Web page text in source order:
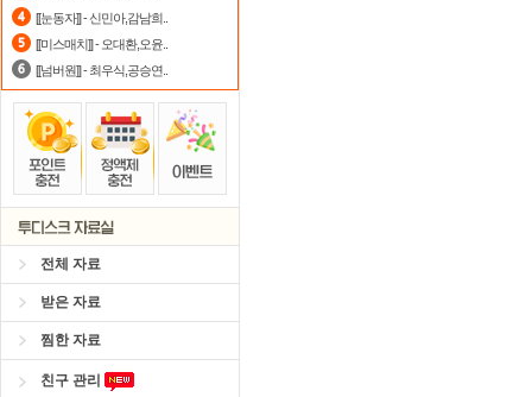
[[눈동자]] - 신민아,감남희..
[[미스매치]] - 오대환,오윤..
[[넘버원]] - 최우식,공승연..
전체 자료
받은 자료
찜한 자료
친구 관리